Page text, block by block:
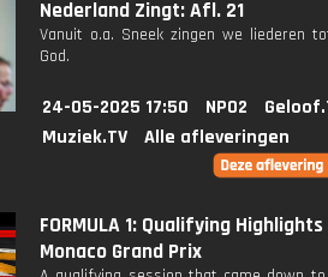
Nederland Zingt: Afl. 21
Vanuit o.a. Sneek zingen we liederen
God.
24-05-2025 17:50 NPO2
Muziek.TV
Alle afleveringen
FORMULA 1: Qualifying
Monaco Grand Prix